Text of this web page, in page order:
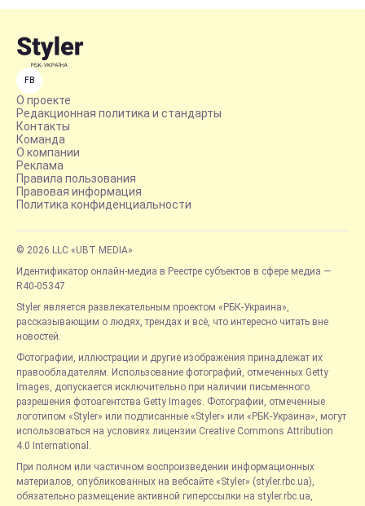
FB
О проекте
Редакционная политика и стандарты
Контакты
Команда
О компании
Реклама
Правила пользования
Правовая информация
Политика конфиденциальности
© 2026 LLC «UBT MEDIA»
Идентификатор онлайн-медиа в Реестре субъектов в сфере медиа —
R40-05347
Styler является развлекательным проектом «РБК-Украина»,
рассказывающим о людях, трендах и всё, что интересно читать вне
новостей.
Фотографии, иллюстрации и другие изображения принадлежат их
правообладателям. Использование фотографий, отмеченных Getty
Images, допускается исключительно при наличии письменного
разрешения фотоагентства Getty Images. Фотографии, отмеченные
логотипом «Styler» или подписанные «Styler» или «РБК-Украина», могут
использоваться на условиях лицензии Creative Commons Attribution
4.0 International.
При полном или частичном воспроизведении информационных
материалов, опубликованных на вебсайте «Styler» (styler.rbc.ua),
обязательно размещение активной гиперссылки на styler.rbc.ua,